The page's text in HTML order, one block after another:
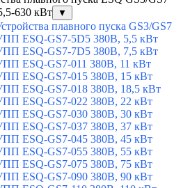
630 кВт
▼
плавного пуска GS3/GS7
ESQ-GS7-5D5 380В, 5,5 кВт
ESQ-GS7-7D5 380В, 7,5 кВт
ESQ-GS7-011 380В, 11 кВт
ESQ-GS7-015 380В, 15 кВт
ESQ-GS7-018 380В, 18,5 кВт
ESQ-GS7-022 380В, 22 кВт
ESQ-GS7-030 380В, 30 кВт
ESQ-GS7-037 380В, 37 кВт
ESQ-GS7-045 380В, 45 кВт
ESQ-GS7-055 380В, 55 кВт
ESQ-GS7-075 380В, 75 кВт
ESQ-GS7-090 380В, 90 кВт